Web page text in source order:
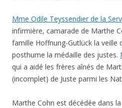
Mme Odile Teyssendier de la
infirmière, camarade de Marthe
famille Hoffnung-Gutlück la veille
posthume la médaille des justes.
qui a aidé les frères aînés de
(incomplet) de Juste parmi les
Marthe Cohn est décédée dans